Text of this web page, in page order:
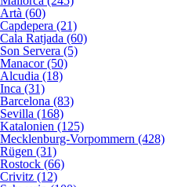
Artà (60)
Capdepera (21)
Cala Ratjada (60)
Son Servera (5)
Manacor (50)
Alcudia (18)
Inca (31)
Barcelona (83)
Sevilla (168)
Katalonien (125)
Mecklenburg-Vorpommern (428)
Rügen (31)
Rostock (66)
Crivitz (12)